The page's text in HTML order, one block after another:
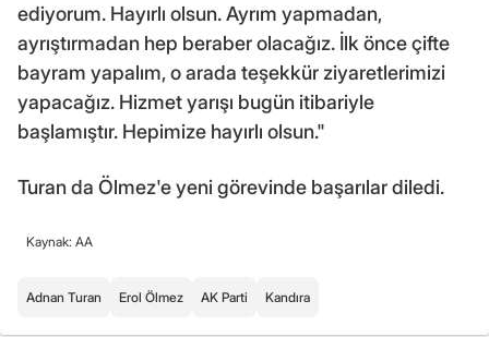
ediyorum. Hayırlı olsun. Ayrım yapmadan,
ayrıştırmadan hep beraber olacağız. İlk önce çifte
bayram yapalım, o arada teşekkür ziyaretlerimizi
yapacağız. Hizmet yarışı bugün itibariyle
başlamıştır. Hepimize hayırlı olsun."
Turan da Ölmez'e yeni görevinde başarılar diledi.
Kaynak: AA
Adnan Turan Erol Ölmez AK Parti Kandıra